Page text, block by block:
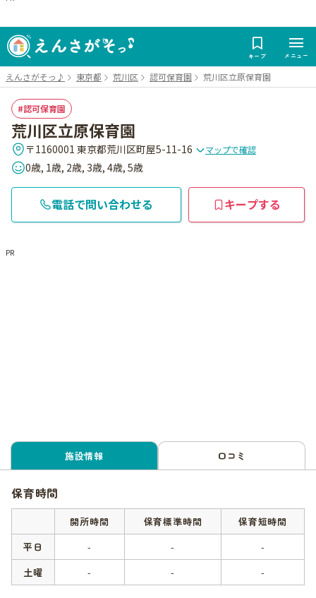
キープ メニュー
えんさがそっ♪ 東京都 荒川区 認可保育園 荒川区立原保育園
認可保育園
荒川区立原保育園
〒1160001 東京都荒川区町屋5-11-16 マップで確認
0歳, 1歳, 2歳, 3歳, 4歳, 5歳
電話で問い合わせる キープする
PR
施設情報 口コミ
保育時間
開所時間 保育標準時間
保育短時間
平日
- -
-
土曜
- - -